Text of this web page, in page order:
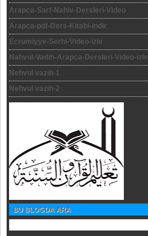
Arapca-Sarf-Nahiv-Dersleri-Video
Arapca-pdf-Ders-Kitabi-indir
Ecrumiyye-Serhi-Video-izle
Nahvul-Vadıh-Arapca-Dersleri-Video-izle
Nehvul vazıh-1
Nehvul vazıh-2
BU BLOGDA ARA